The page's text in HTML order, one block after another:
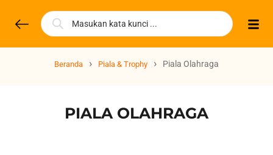
Beranda › Piala & Trophy › Piala Olahraga
PIALA OLAHRAGA